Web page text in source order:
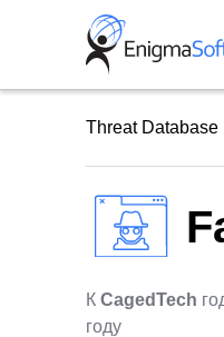
Threat Database
К CagedTech
году